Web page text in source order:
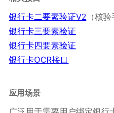
银行卡二要素验证V2 （核
银行卡三要素验证
银行卡四要素验证
银行卡OCR接口
应用场景